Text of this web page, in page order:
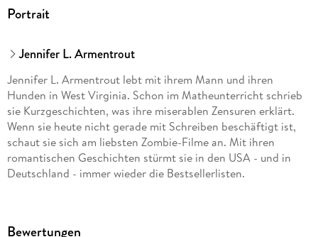
Portrait
Jennifer L. Armentrout
Jennifer L. Armentrout lebt mit ihrem Mann und ihren
Hunden in West Virginia. Schon im Matheunterricht schrieb
sie Kurzgeschichten, was ihre miserablen Zensuren erklärt.
Wenn sie heute nicht gerade mit Schreiben beschäftigt ist,
schaut sie sich am liebsten Zombie-Filme an. Mit ihren
romantischen Geschichten stürmt sie in den USA - und in
Deutschland - immer wieder die Bestsellerlisten.
Literaturübersetzen in Düsseldorf. Nach Tätigkeiten im
Bewertungen